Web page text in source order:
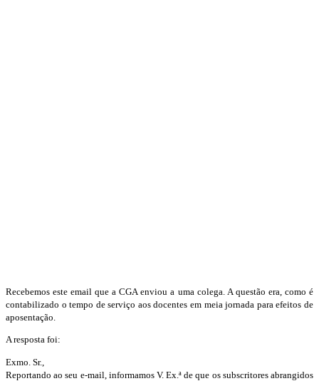
Recebemos este email que a CGA enviou a uma colega. A questão era, como é
contabilizado o tempo de serviço aos docentes em meia jornada para efeitos de
aposentação.
A resposta foi:
Exmo. Sr.,
Reportando ao seu e-mail, informamos V. Ex.ª de que os subscritores abrangidos